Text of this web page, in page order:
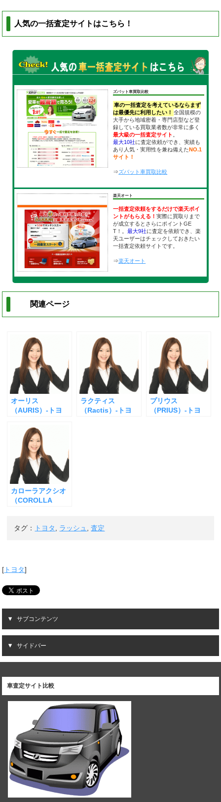
人気の一括査定サイトはこちら！
ズバット車買取比較
車の一括査定を考えているならまず
は最優先に利用したい！ 全国規模の
大手から地域密着・専門店型など登
録している買取業者数が非常に多く
最大級の一括査定サイト
最大10社に査定依頼ができ、実績も
あり人気・実用性を兼ね備えたNO.1
サイト！
⇒ズバット車買取比較
楽天オート
一括査定依頼をするだけで楽天ポイ
ントがもらえる！実際に買取りまで
が成立するとさらにポイントGE
T！。最大9社に査定を依頼でき、楽
天ユーザーはチェックしておきたい
一括査定依頼サイトです。
⇒楽天オート
関連ページ
オーリス
（AURIS）-トヨ
ラクティス
（Ractis）-トヨ
プリウス
（PRIUS）-トヨ
カローラアクシオ
（COROLLA
タグ：
トヨタ ラッシュ ,査定
[ トヨタ]
サブコンテンツ
サイドバー
車査定サイト比較